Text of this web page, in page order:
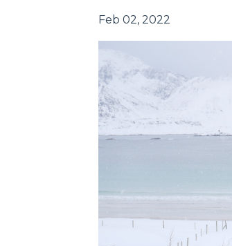
Feb 02, 2022